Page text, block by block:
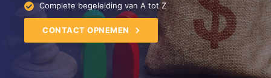
Complete begeleiding van A tot Z
CONTACT OPNEMEN